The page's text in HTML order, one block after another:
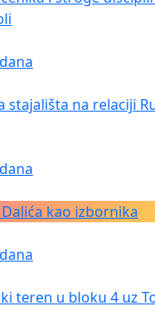
na relaciji
kao izbornika
teren u bloku 4 uz